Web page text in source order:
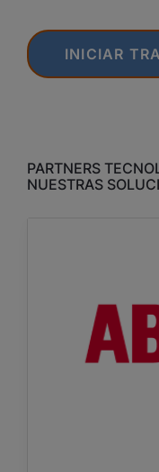
INICIAR
PARTNERS
NUESTRAS